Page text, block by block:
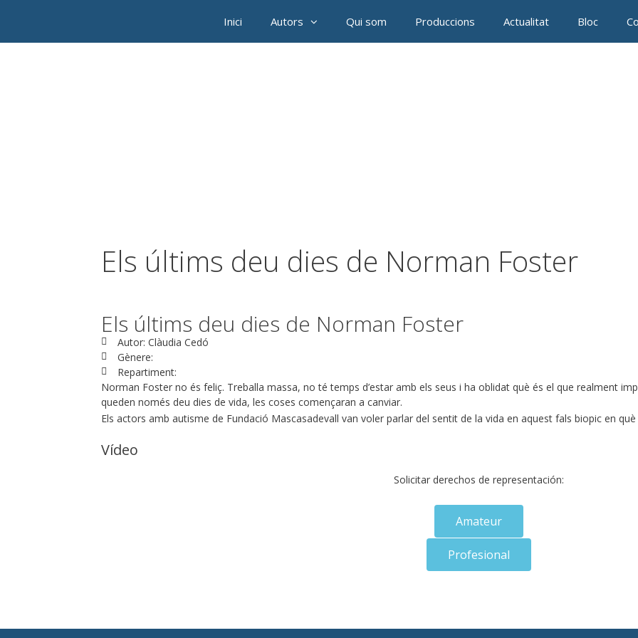
Inici Autors Qui som Produccions Actualitat Bloc
Els últims deu dies de Norman Foster
Els últims deu dies de Norman Foster
Autor: Clàudia Cedó
Gènere:
Repartiment:
Norman Foster no és feliç. Treballa massa, no té temps d’estar amb els seus i ha oblidat què és el que realment
queden només deu dies de vida, les coses començaran a canviar.
Els actors amb autisme de Fundació Mascasadevall van voler parlar del sentit de la vida en aquest fals biopic en
Vídeo
Solicitar derechos de representación:
Amateur
Profesional